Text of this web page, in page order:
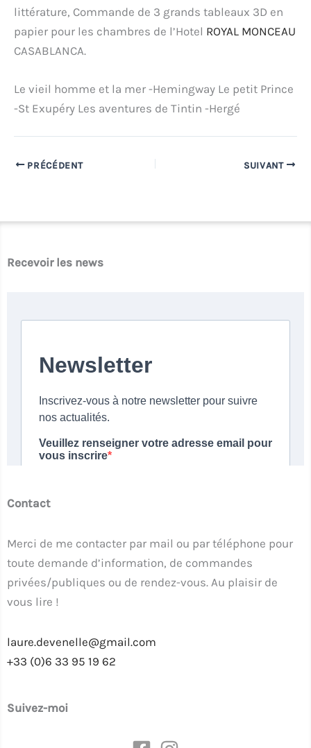
littérature, Commande de 3 grands tableaux 3D en
papier pour les chambres de l’Hotel ROYAL MONCEAU
CASABLANCA.
Le vieil homme et la mer -Hemingway Le petit Prince
-St Exupéry Les aventures de Tintin -Hergé
PRÉCÉDENT SUIVANT
Recevoir les news
Contact
Merci de me contacter par mail ou par téléphone pour
toute demande d’information, de commandes
privées/publiques ou de rendez-vous. Au plaisir de
vous lire !
laure.devenelle@gmail.com
+33 (0)6 33 95 19 62
Suivez-moi